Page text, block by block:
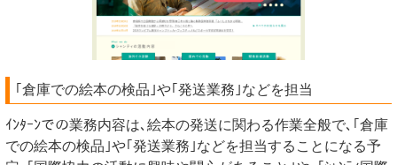
｢倉庫での絵本の検品｣や｢発送業務｣などを担当
ｲﾝﾀｰﾝでの業務内容は､絵本の発送に関わる作業全般で､｢倉庫
での絵本の検品｣や｢発送業務｣などを担当することになる予